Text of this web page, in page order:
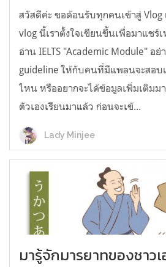
สวัสดีค่ะ ขอต้อนรับทุกคนเข้าสู่ Vlog
vlog นี้เราตั้งใจเขียนขึ้นเพื่อมาแชร์
อ่าน IELTS "Academic Module" อย่
guideline ให้กับคนที่มีแพลนจะสอบ
ไหน หรืออยากจะได้ข้อมูลเพิ่มเติมม
ตัวเองเรียนมาแล้ว ก่อนจะเข้...
Lady Minjee
มารู้จักมารยาทของชาวเ